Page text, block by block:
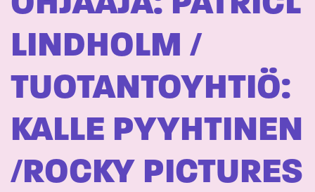
LINDHOLM /
TUOTANTOYHTIÖ:
KALLE PYYHTINEN
/ROCKY PICTURES